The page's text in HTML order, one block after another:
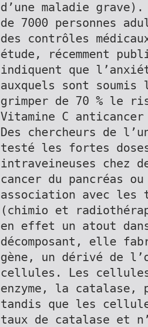
d’une maladie
de 7000 personnes
des contrôles
étude, récemment
indiquent que
auxquels sont soumis
grimper de 70 % le
Vitamine C anticancer
Des chercheurs de
testé les fortes
intraveineuses chez
cancer du pancréas
association avec les
(chimio et
en effet un atout
décomposant, elle
gène, un dérivé de
cellules. Les
enzyme, la catalase,
tandis que les
taux de catalase et